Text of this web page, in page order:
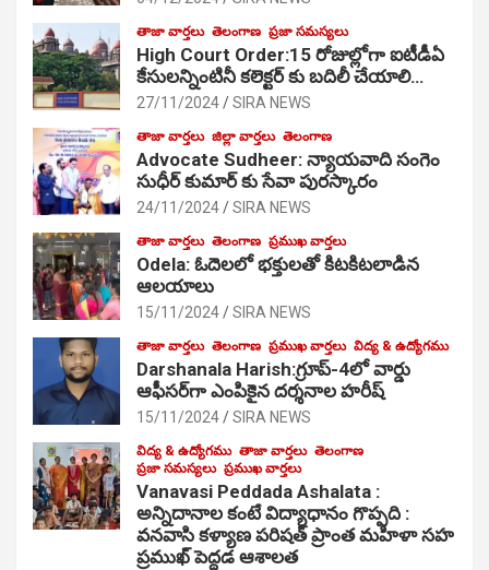
తాజా వార్తలు తెలంగాణ ప్రజా సమస్యలు
High Court Order:15 రోజుల్లోగా ఐటీడీఏ
కేసులన్నింటినీ కలెక్టర్ కు బదిలీ చేయాలి…
27/11/2024 SIRA NEWS
తాజా వార్తలు జిల్లా వార్తలు తెలంగాణ
Advocate Sudheer: న్యాయవాది సంగెం
సుధీర్ కుమార్ కు సేవా పురస్కారం
24/11/2024 SIRA NEWS
తాజా వార్తలు తెలంగాణ ప్రముఖ వార్తలు
Odela: ఓదెల‌లో భక్తులతో కిటకిటలాడిన
ఆల‌యాలు
15/11/2024 SIRA NEWS
తాజా వార్తలు తెలంగాణ ప్రముఖ వార్తలు విద్య & ఉద్యోగము
Darshanala Harish:గ్రూప్-4లో వార్డు
ఆఫీసర్‌గా ఎంపికైన దర్శనాల హరీష్
15/11/2024 SIRA NEWS
విద్య & ఉద్యోగము తాజా వార్తలు తెలంగాణ
ప్రజా సమస్యలు ప్రముఖ వార్తలు
Vanavasi Peddada Ashalata :
అన్నిదానాల కంటే విద్యాధానం గొప్పది :
వనవాసి కళ్యాణ పరిషత్ ప్రాంత మహిళా సహ
ప్రముఖ్ పెద్దడ ఆశాలత